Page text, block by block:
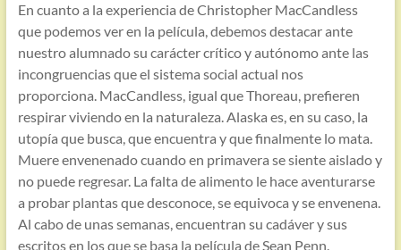
En cuanto a la experiencia de Christopher MacCandless
que podemos ver en la película, debemos destacar ante
nuestro alumnado su carácter crítico y autónomo ante las
incongruencias que el sistema social actual nos
proporciona. MacCandless, igual que Thoreau, prefieren
respirar viviendo en la naturaleza. Alaska es, en su caso, la
utopía que busca, que encuentra y que finalmente lo mata.
Muere envenenado cuando en primavera se siente aislado y
no puede regresar. La falta de alimento le hace aventurarse
a probar plantas que desconoce, se equivoca y se envenena.
Al cabo de unas semanas, encuentran su cadáver y sus
escritos en los que se basa la película de Sean Penn.